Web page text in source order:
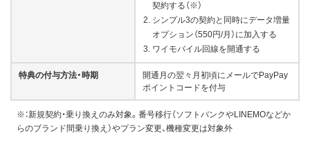
契約する（※）
シンプル3の契約と同時にデータ増量
オプション（550円/月）に加入する
ワイモバイル回線を開通する
特典の付与方法・時期
開通月の翌々月初頃にメールでPayPay
ポイントコードを付与
※：新規契約・乗り換えのみ対象。番号移行（ソフトバンクやLINEMOなどか
らのブランド間乗り換え）やプラン変更、機種変更は対象外